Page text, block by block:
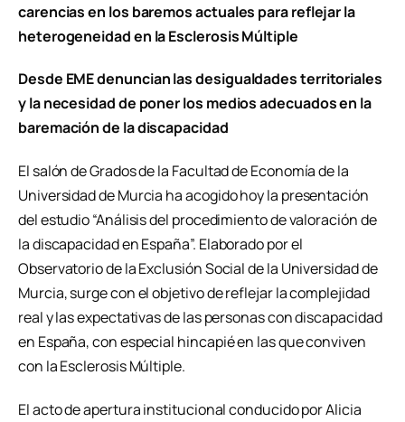
carencias en los baremos actuales para reflejar la
heterogeneidad en la Esclerosis Múltiple
Desde EME denuncian las desigualdades territoriales
y la necesidad de poner los medios adecuados en la
baremación de la discapacidad
El salón de Grados de la Facultad de Economía de la
Universidad de Murcia ha acogido hoy la presentación
del estudio “Análisis del procedimiento de valoración de
la discapacidad en España”. Elaborado por el
Observatorio de la Exclusión Social de la Universidad de
Murcia, surge con el objetivo de reflejar la complejidad
real y las expectativas de las personas con discapacidad
en España, con especial hincapié en las que conviven
con la Esclerosis Múltiple.
El acto de apertura institucional conducido por Alicia